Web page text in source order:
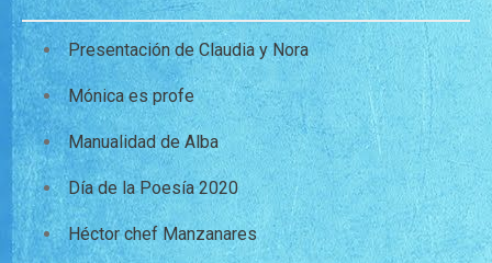
Presentación de Claudia y Nora
Mónica es profe
Manualidad de Alba
Día de la Poesía 2020
Héctor chef Manzanares